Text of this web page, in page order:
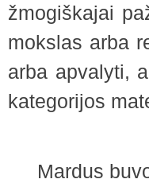
žmogiškajai
mokslas arba
arba apvalyti,
kategorijos
Mardus buvo